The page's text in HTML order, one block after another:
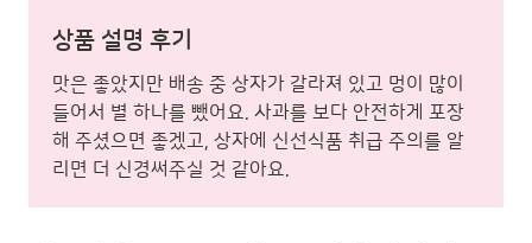
상품 설명 후기
맛은 좋았지만 배송 중 상자가 갈라져 있고 멍이 많이
들어서 별 하나를 뺐어요. 사과를 보다 안전하게 포장
해 주셨으면 좋겠고, 상자에 신선식품 취급 주의를 알
리면 더 신경써주실 것 같아요.